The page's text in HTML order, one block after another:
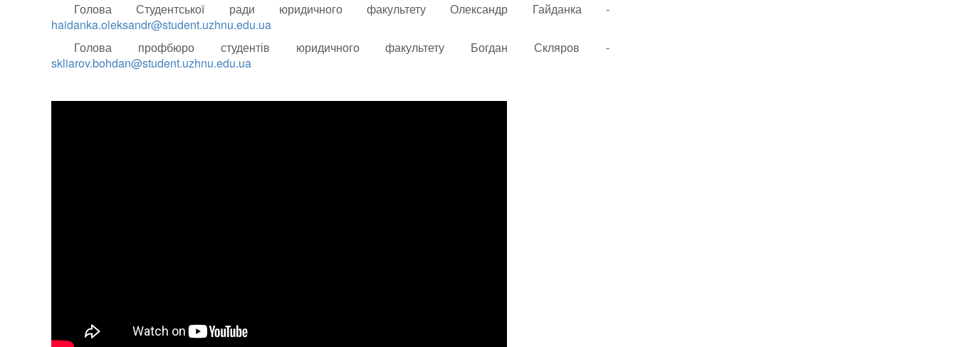
Голова Студентської ради юридичного факультету Олександр Гайданка -
haidanka.oleksandr@student.uzhnu.edu.ua
Голова профбюро студентів юридичного факультету Богдан Скляров -
skliarov.bohdan@student.uzhnu.edu.ua